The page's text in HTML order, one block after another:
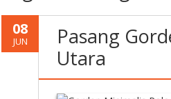
08
JUN
Pasang
Utara